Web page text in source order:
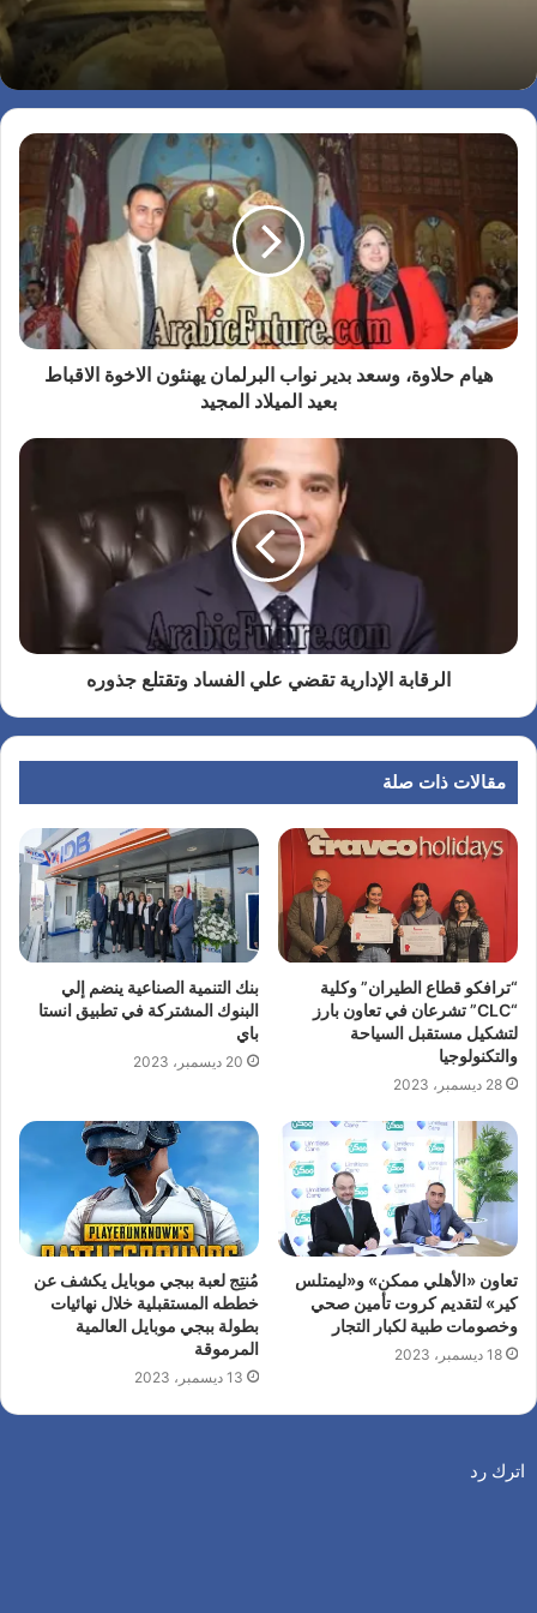
هيام حلاوة، وسعد بدير نواب البرلمان يهنئون الاخوة الاقباط
بعيد الميلاد المجيد
الرقابة الإدارية تقضي علي الفساد وتقتلع جذوره
مقالات ذات صلة
“ترافكو قطاع الطيران” وكلية
“CLC” تشرعان في تعاون بارز
لتشكيل مستقبل السياحة
والتكنولوجيا
28 ديسمبر، 2023
بنك التنمية الصناعية ينضم إلي
البنوك المشتركة في تطبيق انستا
باي
20 ديسمبر، 2023
تعاون «الأهلي ممكن» و«ليمتلس
كير» لتقديم كروت تأمين صحي
وخصومات طبية لكبار التجار
18 ديسمبر، 2023
مُنتِج لعبة ببجي موبايل يكشف عن
خططه المستقبلية خلال نهائيات
بطولة ببجي موبايل العالمية
المرموقة
13 ديسمبر، 2023
اترك رد